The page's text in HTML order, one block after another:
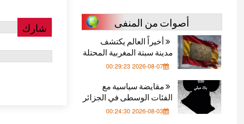
شارك
أصوات من المنفى
أخيراً العالم يكتشف
مدينة سبتة المغربية المحتلة
2026-08-07 00:29:23
مقايضة سياسية مع
الفئات الوسطى في الجزائر
2026-08-03 00:24:30